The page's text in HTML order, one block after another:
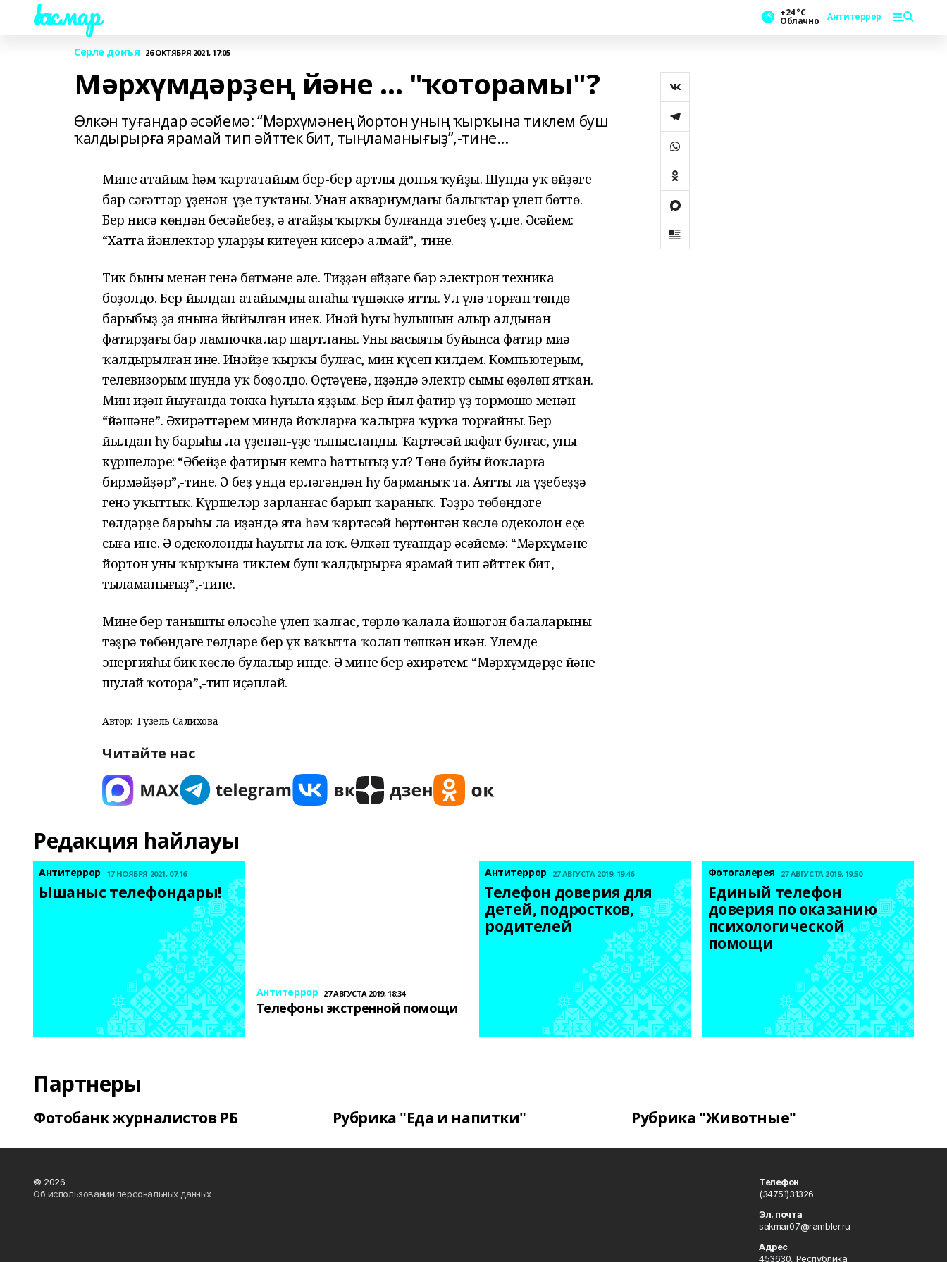
Һаҡмар +24 °С
Облачно Антитеррор
Серле донъя 26 ОКТЯБРЯ 2021, 17:05
Мәрхүмдәрҙең йәне ... "ҡоторамы"?
Өлкән туғандар әсәйемә: “Мәрхүмәнең йортон уның ҡырҡына тиклем буш
ҡалдырырға ярамай тип әйттек бит, тыңламанығыҙ”,-тине...
Минең атайым һәм ҡартатайым бер-бер артлы донъя ҡуйҙы. Шунда уҡ өйҙәге
бар сәғәттәр үҙенән-үҙе туҡтаны. Унан аквариумдағы балыҡтар үлеп бөттө.
Бер нисә көндән бесәйебеҙ, ә атайҙың ҡырҡы булғанда этебеҙ үлде. Әсәйем:
“Хатта йәнлектәр уларҙың китеүен кисерә алмай”,-тине.
Тик бының менән генә бөтмәне әле. Тиҙҙән өйҙәге бар электрон техника
боҙолдо. Бер йылдан атайымдың апаһы түшәккә ятты. Ул үлә торған төндө
барыбыҙ ҙа янына йыйылған инек. Инәй һуңғы һулышын алыр алдынан
фатирҙағы бар лампочкалар шартланы. Уның васыяты буйынса фатир миңә
ҡалдырылған ине. Инәйҙең ҡырҡы булғас, мин күсеп килдем. Компьютерым,
телевизорым шунда уҡ боҙолдо. Өҫтәүенә, иҙәндә электр сымы өҙөлөп ятҡан.
Мин иҙән йыуғанда токка һуғыла яҙҙым. Бер йыл фатир үҙ тормошо менән
“йәшәне”. Әхирәттәрем миндә йоҡларға ҡалырға ҡурҡа торғайны. Бер
йылдан һуң барыһы ла үҙенән-үҙе тынысланды. Ҡартәсәй вафат булғас, уның
күршеләре: “Әбейҙең фатирын кемгә һаттығыҙ ул? Төнө буйы йоҡларға
бирмәйҙәр”,-тине. Ә беҙ унда ерләгәндән һуң барманыҡ та. Аятты ла үҙебеҙҙә
генә уҡыттыҡ. Күршеләр зарланғас барып ҡараныҡ. Тәҙрә төбөндәге
гөлдәрҙең барыһы ла иҙәндә ята һәм ҡартәсәй һөртөнгән көслө одеколон еҫе
сыға ине. Ә одеколондың һауыты ла юҡ. Өлкән туғандар әсәйемә: “Мәрхүмәнең
йортон уның ҡырҡына тиклем буш ҡалдырырға ярамай тип әйттек бит,
тыңламанығыҙ”,-тине.
Минең бер таныштың өләсәһе үлеп ҡалғас, төрлө ҡалала йәшәгән балаларының
тәҙрә төбөндәге гөлдәре бер үк ваҡытта ҡолап төшкән икән. Үлемдең
энергияһы бик көслө булалыр инде. Ә минең бер әхирәтем: “Мәрхүмдәрҙең йәне
шулай ҡотора”,-тип иҫәпләй.
Автор: Гузель Салихова
Читайте нас
Редакция һайлауы
Антитеррор 17 НОЯБРЯ 2021, 07:16
Ышаныс телефондары!
Антитеррор 27 АВГУСТА 2019, 18:34
Телефоны экстренной помощи
Антитеррор 27 АВГУСТА 2019, 19:46
Телефон доверия для
детей, подростков,
родителей
Фотогалерея 27 АВГУСТА 2019, 19:50
Единый телефон
доверия по оказанию
психологической
помощи
Партнеры
Фотобанк журналистов РБ Рубрика "Еда и напитки" Рубрика "Животные"
© 2026
Об использовании персональных данных
Телефон
(34751)31326
Эл. почта
sakmar07@rambler.ru
Адрес
453630, Республика